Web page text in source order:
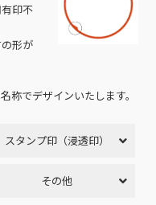
印不
形が
称でデザインいたします。
スタンプ印（浸透印）
その他